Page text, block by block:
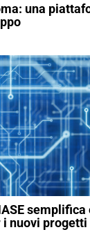
una
nuovi progetti